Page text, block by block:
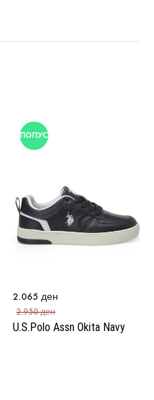
ПОПУСТ
U.S.Polo Assn Okita Navy
2.065 ден
2.950ден